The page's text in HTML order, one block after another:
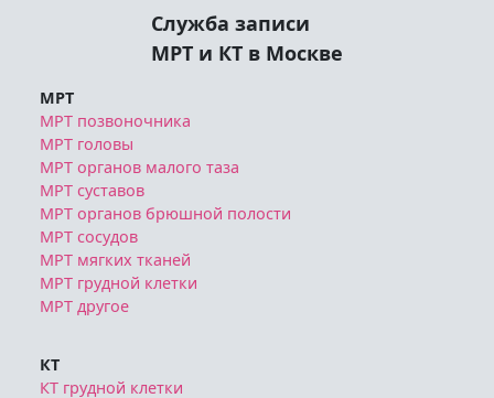
Служба записи
МРТ и КТ в Москве
МРТ
МРТ позвоночника
МРТ головы
МРТ органов малого таза
МРТ суставов
МРТ органов брюшной полости
МРТ сосудов
МРТ мягких тканей
МРТ грудной клетки
МРТ другое
КТ
КТ грудной клетки